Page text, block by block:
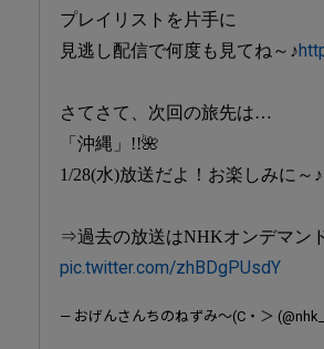
プレイリストを片手に
見逃し配信で何度も見てね～♪
さてさて、次回の旅先は…
「沖縄」!!🌺
1/28(水)放送だよ！お楽しみに～♪
⇒過去の放送はNHKオンデマン
pic.twitter.com/zhBDgPUsdY
— おげんさんちのねずみ～(C・＞